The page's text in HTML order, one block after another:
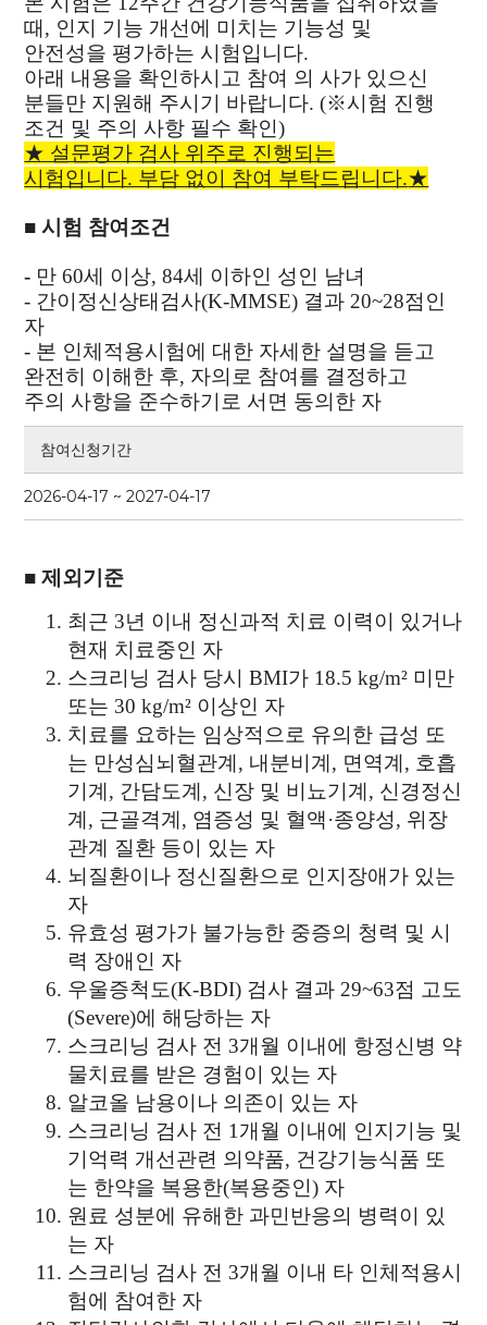
때, 인지 기능 개선에 미치는 기능성 및
안전성을 평가하는 시험입니다.
아래 내용을 확인하시고 참여 의 사가 있으신
분들만 지원해 주시기 바랍니다.(※시험 진행
조건 및 주의 사항 필수 확인)
★ 설문평가 검사 위주로 진행되는
시험입니다. 부담 없이 참여 부탁드립니다.★
■시험 참여조건
- 만 60세 이상, 84세 이하인 성인 남녀
- 간이정신상태검사(K-MMSE) 결과 20~28점인
자
- 본 인체적용시험에 대한 자세한 설명을 듣고
완전히 이해한 후, 자의로 참여를 결정하고
주의 사항을 준수하기로 서면 동의한 자
참여신청기간
2026-04-17 ~ 2027-04-17
■제외기준
최근 3년 이내 정신과적 치료 이력이 있거나
현재 치료중인 자
스크리닝 검사 당시 BMI가 18.5 kg/m² 미만
또는 30 kg/m² 이상인 자
치료를 요하는 임상적으로 유의한 급성 또
는 만성심뇌혈관계, 내분비계, 면역계, 호흡
기계, 간담도계, 신장 및 비뇨기계, 신경정신
계, 근골격계, 염증성 및 혈액·종양성, 위장
관계 질환 등이 있는 자
뇌질환이나 정신질환으로 인지장애가 있는
자
유효성 평가가 불가능한 중증의 청력 및 시
력 장애인 자
우울증척도(K-BDI) 검사 결과 29~63점 고도
(Severe)에 해당하는 자
스크리닝 검사 전 3개월 이내에 항정신병 약
물치료를 받은 경험이 있는 자
알코올 남용이나 의존이 있는 자
스크리닝 검사 전 1개월 이내에 인지기능 및
기억력 개선관련 의약품, 건강기능식품 또
는 한약을 복용한(복용중인) 자
원료 성분에 유해한 과민반응의 병력이 있
는 자
스크리닝 검사 전 3개월 이내 타 인체적용시
험에 참여한 자